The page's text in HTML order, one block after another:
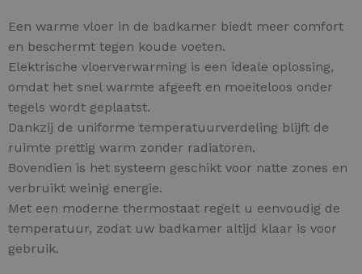
Een warme vloer in de badkamer biedt meer comfort
en beschermt tegen koude voeten.
Elektrische vloerverwarming is een ideale oplossing,
omdat het snel warmte afgeeft en moeiteloos onder
tegels wordt geplaatst.
Dankzij de uniforme temperatuurverdeling blijft de
ruimte prettig warm zonder radiatoren.
Bovendien is het systeem geschikt voor natte zones en
verbruikt weinig energie.
Met een moderne thermostaat regelt u eenvoudig de
temperatuur, zodat uw badkamer altijd klaar is voor
gebruik.